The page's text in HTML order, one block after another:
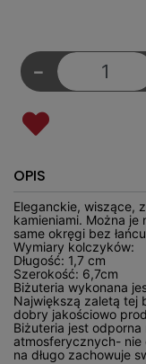
-
OPIS
Eleganckie, wiszące,
kamieniami. Można je
same okręgi bez
Wymiary kolczyków:
Długość: 1,7 cm
Szerokość: 6,7cm
Biżuteria wykonana
Największą zaletą tej
dobry jakościowo
Biżuteria jest odporna
atmosferycznych- nie
na długo zachowuje